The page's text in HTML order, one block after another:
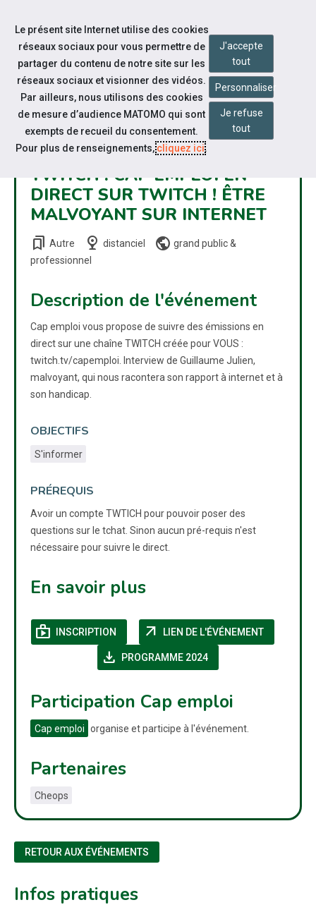
Aller au contenu
LIVE
TWITCH : CAP EMPLOI EN
DIRECT SUR TWITCH ! ÊTRE
MALVOYANT SUR INTERNET
bookmarks Autre nest_cam_indoor distanciel public grand public&
professionnel
Description de l'événement
Cap emploi vous propose de suivre des émissions en
direct sur une chaîne TWITCH créée pour VOUS :
twitch.tv/capemploi. Interview de Guillaume Julien,
malvoyant, qui nous racontera son rapport à internet et à
son handicap.
OBJECTIFS
S'informer
PRÉREQUIS
Avoir un compte TWTICH pour pouvoir poser des
questions sur le tchat. Sinon aucun pré-requis n'est
nécessaire pour suivre le direct.
En savoir plus
shop INSCRIPTION(NOUVELLE FENÊTRE)
arrow_outward LIEN DE L'ÉVÉNEMENT
download PROGRAMME 2024
Participation Cap emploi
Cap emploi organise et participe à l'événement.
Partenaires
Cheops
RETOUR AUX ÉVÉNEMENTS
Infos pratiques
Le présent site Internet utilise des cookies
réseaux sociaux pour vous permettre de
partager du contenu de notre site sur les
réseaux sociaux et visionner des vidéos.
Par ailleurs, nous utilisons des cookies
de mesure d’audience MATOMO qui sont
exempts de recueil du consentement.
Pour plus de renseignements,cliquez ici.
J'accepte
tout
Personnaliser
Je refuse
tout